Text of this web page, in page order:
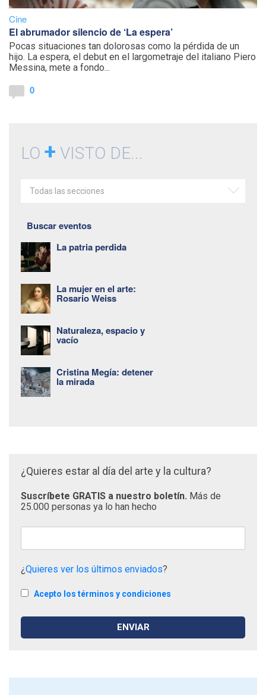
Cine
El abrumador silencio de ‘La espera’
Pocas situaciones tan dolorosas como la pérdida de un
hijo. La espera, el debut en el largometraje del italiano Piero
Messina, mete a fondo...
0
LO + VISTO DE...
Todas las secciones
Buscar eventos
La patria perdida
La mujer en el arte:
Rosario Weiss
Naturaleza, espacio y
vacío
Cristina Megía: detener
la mirada
¿Quieres estar al día del arte y la cultura?
Suscríbete GRATIS a nuestro boletín. Más de
25.000 personas ya lo han hecho
¿Quieres ver los últimos enviados?
Acepto los términos y condiciones